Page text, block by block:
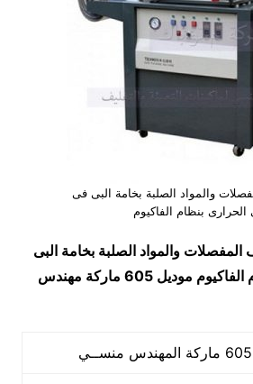
والمواد الصلبة بخامة البى فى
بنظام الفاكيوم
المفصلات والمواد الصلبة بخامة البى
موديل 605 ماركة مهندس
605 ماركة المهندس منســي